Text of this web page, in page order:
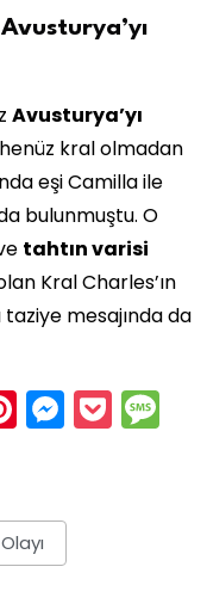
Avusturya’yı
kral olmadan
eşi Camilla ile
bulunmuştu. O
tahtın varisi
Kral Charles’ın
taziye mesajında da
Pinterest